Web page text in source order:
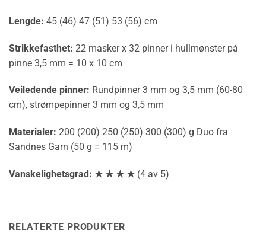
Lengde: 45 (46) 47 (51) 53 (56) cm
Strikkefasthet: 22 masker x 32 pinner i hullmønster på
pinne 3,5 mm = 10 x 10 cm
Veiledende pinner: Rundpinner 3 mm og 3,5 mm (60-80
cm), strømpepinner 3 mm og 3,5 mm
Materialer: 200 (200) 250 (250) 300 (300) g Duo fra
Sandnes Garn (50 g = 115 m)
Vanskelighetsgrad: ★ ★ ★ ★(4 av 5)
RELATERTE PRODUKTER